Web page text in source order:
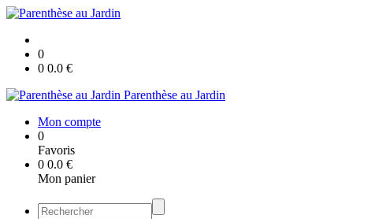
0
0 0.0 €
Parenthèse au Jardin
Mon compte
0
Favoris
0 0.0 €
Mon panier